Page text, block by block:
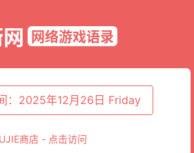
网络游戏语录
：2025年12月26日 Friday
商店 - 点击访问